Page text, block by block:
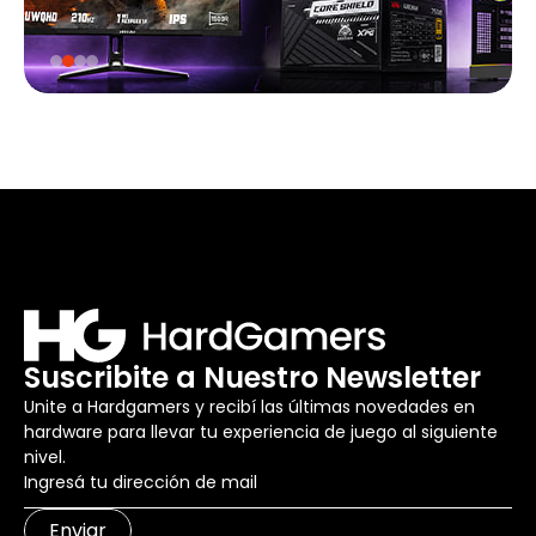
Suscribite a Nuestro Newsletter
Unite a Hardgamers y recibí las últimas novedades en
hardware para llevar tu experiencia de juego al siguiente
nivel.
Enviar